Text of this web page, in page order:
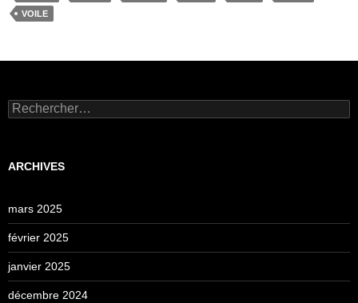
VOILE
Rechercher :
ARCHIVES
mars 2025
février 2025
janvier 2025
décembre 2024